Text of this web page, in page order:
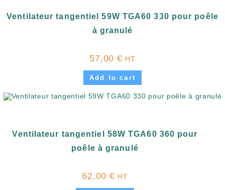
Ventilateur tangentiel 59W TGA60 330 pour poêle
à granulé
57,00 € HT
Add to cart
Ventilateur tangentiel 58W TGA60 360 pour
poêle à granulé
62,00 € HT